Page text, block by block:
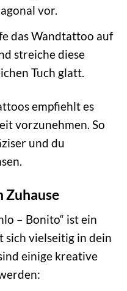
vor.
das Wandtattoo auf
streiche diese
Tuch glatt.
empfiehlt es
vorzunehmen. So
und du
Zuhause
– Bonito“ ist ein
vielseitig in dein
einige kreative